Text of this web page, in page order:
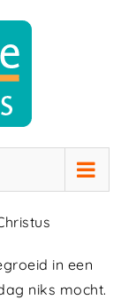
in een
niks mocht.